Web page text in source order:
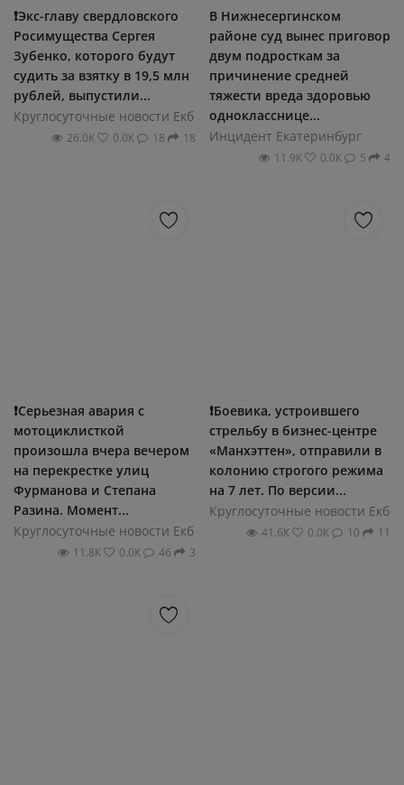
❗️Экс-главу свердловского
Росимущества Сергея
Зубенко, которого будут
судить за взятку в 19,5 млн
рублей, выпустили...
Круглосуточные новости Екб
26.0К 0.0К 18 18
В Нижнесергинском
районе суд вынес приговор
двум подросткам за
причинение средней
тяжести вреда здоровью
однокласснице...
Инцидент Екатеринбург
11.9К 0.0К 5 4
❗️Серьезная авария с
мотоциклисткой
произошла вчера вечером
на перекрестке улиц
Фурманова и Степана
Разина. Момент...
Круглосуточные новости Екб
11.8К 0.0К 46 3
❗️Боевика, устроившего
стрельбу в бизнес-центре
«Манхэттен», отправили в
колонию строгого режима
на 7 лет. По версии...
Круглосуточные новости Екб
41.6К 0.0К 10 11